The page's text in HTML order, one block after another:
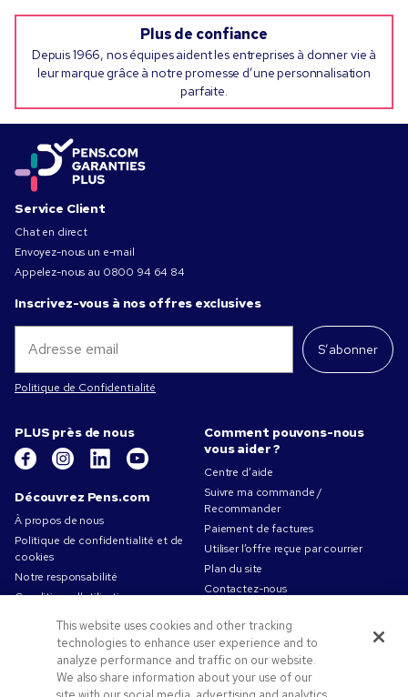
Plus de confiance
Depuis 1966, nos équipes aident les entreprises à donner vie à
leur marque grâce à notre promesse d’une personnalisation
parfaite.
Service Client
Chat en direct
Envoyez-nous un e-mail
Appelez-nous au 0800 94 64 84
Inscrivez-vous à nos offres exclusives
S’abonner
Politique de Confidentialité
PLUS près de nous
Découvrez Pens.com
À propos de nous
Politique de confidentialité et de
cookies
Notre responsabilité
Conditions d'utilisation
Conditions générales de vente
Travailler chez Pens.com
Offres et ressources
Codes promo & coupons
Comment pouvons-nous
vous aider ?
Centre d’aide
Suivre ma commande /
Recommander
Paiement de factures
Utiliser l’offre reçue par courrier
Plan du site
Contactez-nous
This website uses cookies and other tracking
technologies to enhance user experience and to
analyze performance and traffic on our website.
We also share information about your use of our